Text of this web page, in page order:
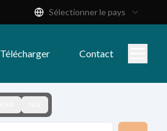
Sélectionner le pays
Télécharger Contact